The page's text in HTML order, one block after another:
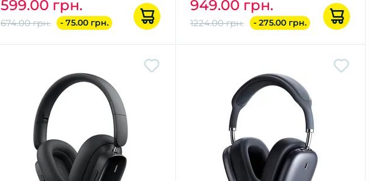
599.00 грн.
674.00 грн. - 75.00 грн.
949.00 грн.
1224.00 грн. - 275.00 грн.